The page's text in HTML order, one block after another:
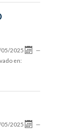
05/2025
—
en:
05/2025
—